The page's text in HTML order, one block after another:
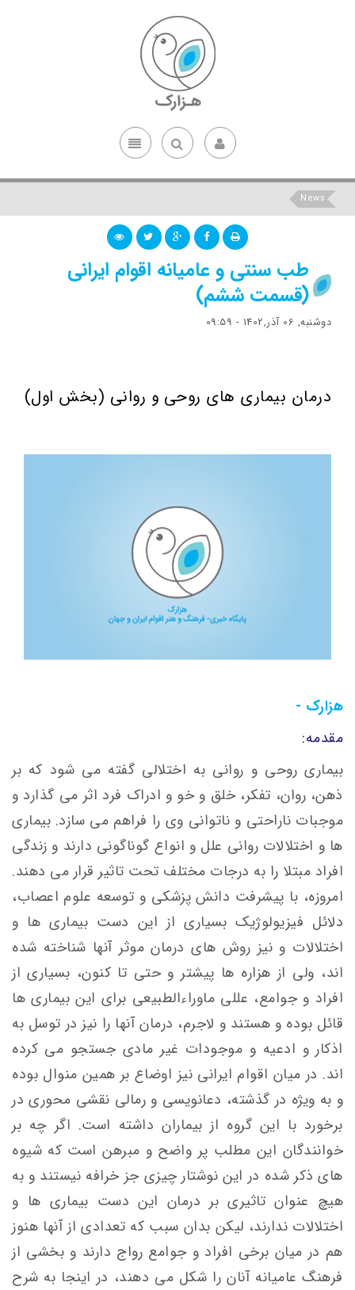
News
طب سنتی و عامیانه اقوام ایرانی
(قسمت ششم)
دوشنبه, 06 آذر,1402 - 09:59
درمان بیماری های روحی و روانی (بخش اول)
هزارک -
مقدمه:
بیماری روحی و روانی به اختلالی گفته می شود که بر
ذهن، روان، تفکر، خلق و خو و ادراک فرد اثر می گذارد و
موجبات ناراحتی و ناتوانی وی را فراهم می سازد. بیماری
ها و اختلالات روانی علل و انواع گوناگونی دارند و زندگی
افراد مبتلا را به درجات مختلف تحت تاثیر قرار می دهند.
امروزه، با پیشرفت دانش پزشکی و توسعه علوم اعصاب،
دلائل فیزیولوژیک بسیاری از این دست بیماری ها و
اختلالات و نیز روش های درمان موثر آنها شناخته شده
اند، ولی از هزاره ها پیشتر و حتی تا کنون، بسیاری از
افراد و جوامع، عللی ماوراءالطبیعی برای این بیماری ها
قائل بوده و هستند و لاجرم، درمان آنها را نیز در توسل به
اذکار و ادعیه و موجودات غیر مادی جستجو می کرده
اند. در میان اقوام ایرانی نیز اوضاع بر همین منوال بوده
و به ویژه در گذشته، دعانویسی و رمالی نقشی محوری در
برخورد با این گروه از بیماران داشته است. اگر چه بر
خوانندگان این مطلب پر واضح و مبرهن است که شیوه
های ذکر شده در این نوشتار چیزی جز خرافه نیستند و به
هیچ عنوان تاثیری بر درمان این دست بیماری ها و
اختلالات ندارند، لیکن بدان سبب که تعدادی از آنها هنوز
هم در میان برخی افراد و جوامع رواج دارند و بخشی از
فرهنگ عامیانه آنان را شکل می دهند، در اینجا به شرح